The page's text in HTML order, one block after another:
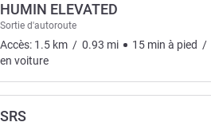
HUMIN ELEVATED
Sortie d'autoroute
Accès: 1.5 km / 0.93 mi 15 min à pied /
en voiture
SRS